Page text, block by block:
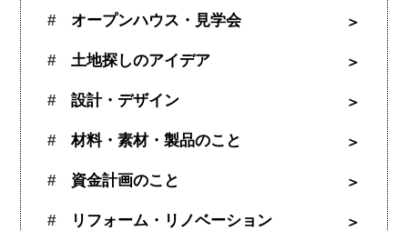
オープンハウス・見学会
土地探しのアイデア
設計・デザイン
材料・素材・製品のこと
資金計画のこと
リフォーム・リノベーション